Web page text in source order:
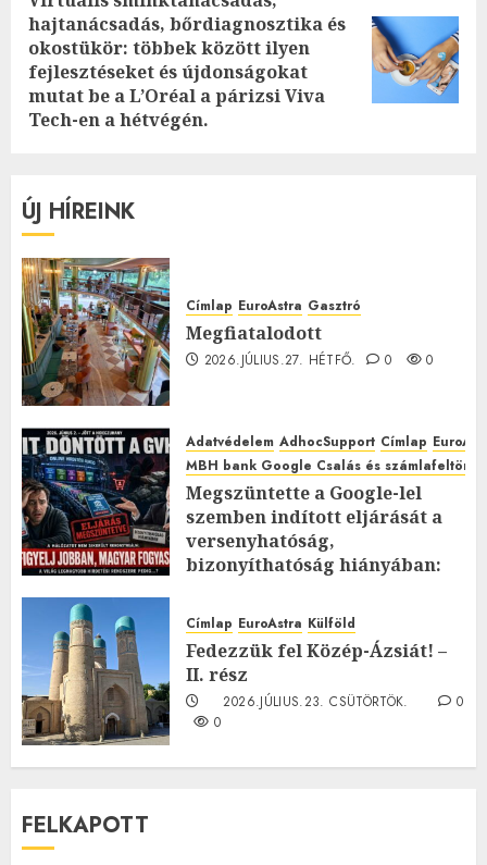
Next
post:
hajtanácsadás, bőrdiagnosztika és
okostükör: többek között ilyen
fejlesztéseket és újdonságokat
mutat be a L’Oréal a párizsi Viva
Tech-en a hétvégén.
ÚJ HÍREINK
Címlap EuroAstra Gasztró
Megfiatalodott
2026.JÚLIUS.27. HÉTFŐ. 0 0
Adatvédelem AdhocSupport Címlap
MBH bank Google Csalás és
Megszüntette a Google-lel
szemben indított eljárását a
versenyhatóság,
bizonyíthatóság hiányában:
2026.JÚLIUS.23. CSÜTÖRTÖK.
0
Címlap EuroAstra Külföld
Fedezzük fel Közép-Ázsiát! –
II. rész
2026.JÚLIUS.23. CSÜTÖRTÖK.
0
0
FELKAPOTT